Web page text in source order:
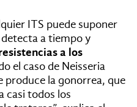
ITS puede suponer
a tiempo y
a los
el caso de Neisseria
produce la gonorrea, que
casi todos los